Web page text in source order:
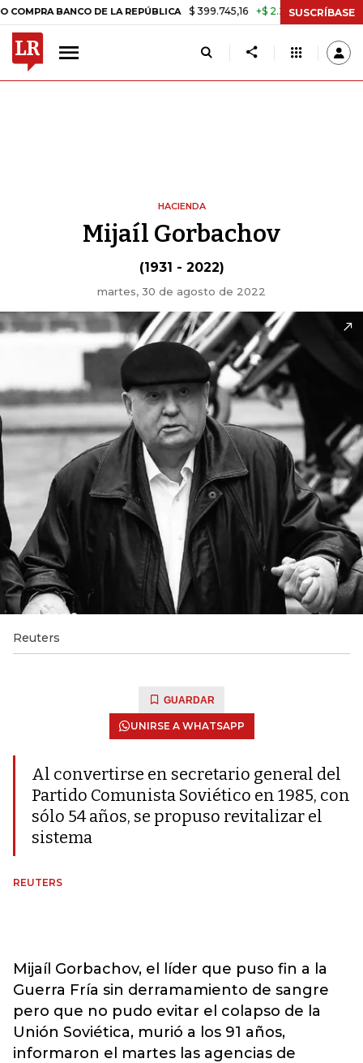
BANCO DE LA REPÚBLICA $ 399.745,16 +$ 2.295,71 +0,58%
SUSCRÍBASE
HACIENDA
Mijaíl Gorbachov
(1931 - 2022)
martes, 30 de agosto de 2022
Reuters
GUARDAR
UNIRSE A WHATSAPP
Al convertirse en secretario general del
Partido Comunista Soviético en 1985, con
sólo 54 años, se propuso revitalizar el
sistema
REUTERS
Mijaíl Gorbachov, el líder que puso fin a la
Guerra Fría sin derramamiento de sangre
pero que no pudo evitar el colapso de la
Unión Soviética, murió a los 91 años,
informaron el martes las agencias de